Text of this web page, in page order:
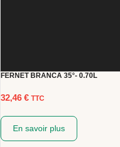
FERNET BRANCA 35°- 0.70L
32,46 € TTC
En savoir plus